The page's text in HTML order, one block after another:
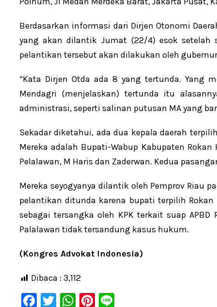
Berdasarkan informasi dari Dirjen Otonomi
yang akan dilantik Jumat (22/4) esok setelah
pelantikan tersebut akan dilakukan oleh
“Kata Dirjen Otda ada 8 yang tertunda. Yang
Mendagri (menjelaskan) tertunda itu
administrasi, seperti salinan putusan MA yang
Sekadar diketahui, ada dua kepala daerah
Mereka adalah Bupati-Wabup Kabupaten
Pelalawan, M Haris dan Zaderwan. Kedua
Mereka seyogyanya dilantik oleh Pemprov Riau
pelantikan ditunda karena bupati terpilih
sebagai tersangka oleh KPK terkait suap
Palalawan tidak tersandung kasus hukum.
(Kongres Advokat Indonesia)
Dibaca : 3,112
F
T
W Pi